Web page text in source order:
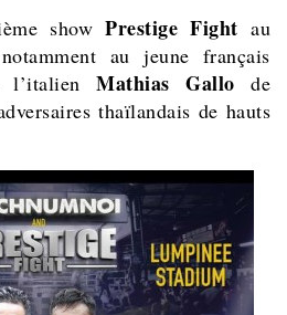
showPrestige Fight au
au jeune français
l’italienMathias Gallo de
thaïlandais de hauts